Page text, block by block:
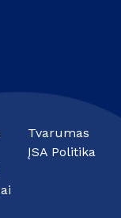
Tvarumas
ĮSA Politika